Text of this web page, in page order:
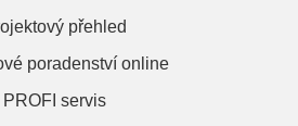
přehled
poradenství online
PROFI servis